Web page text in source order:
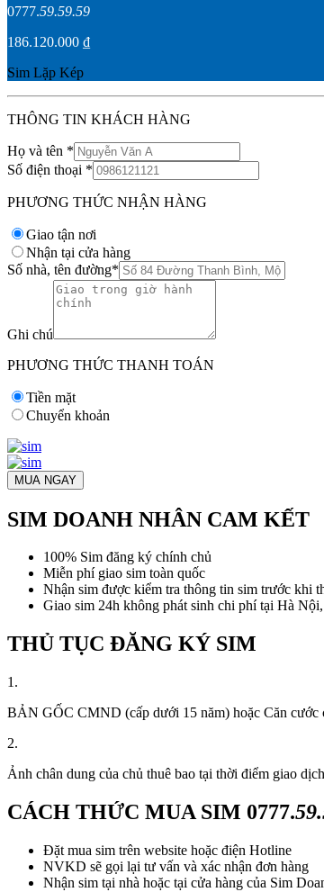
0777.59.59.59
186.120.000 ₫
Sim Lặp Kép
THÔNG TIN KHÁCH HÀNG
Họ và tên *
Số điện thoại *
PHƯƠNG THỨC NHẬN HÀNG
Giao tận nơi
Nhận tại cửa hàng
Số nhà, tên đường*
Ghi chú
PHƯƠNG THỨC THANH TOÁN
Tiền mặt
Chuyển khoản
MUA NGAY
SIM DOANH NHÂN CAM KẾT
100% Sim đăng ký chính chủ
Miễn phí giao sim toàn quốc
Nhận sim được kiểm tra thông tin sim trước khi
Giao sim 24h không phát sinh chi phí tại Hà
THỦ TỤC ĐĂNG KÝ SIM
1.
BẢN GỐC CMND (cấp dưới 15 năm) hoặc Căn cước
2.
Ảnh chân dung của chủ thuê bao tại thời điểm giao
CÁCH THỨC MUA SIM 0777.
Đặt mua sim trên website hoặc điện Hotline
NVKD sẽ gọi lại tư vấn và xác nhận đơn hàng
Nhận sim tại nhà hoặc tại cửa hàng của Sim